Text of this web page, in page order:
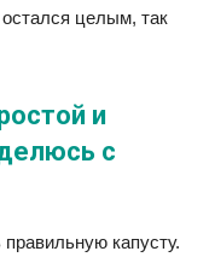
целым, так
и
с
капусту.